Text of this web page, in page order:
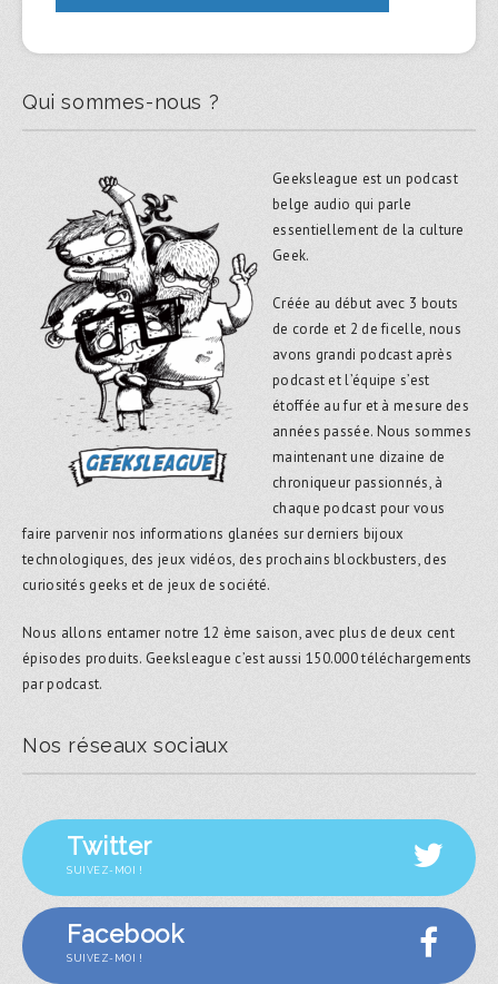
Qui sommes-nous ?
Geeksleague est un podcast
belge audio qui parle
essentiellement de la culture
Geek.
Créée au début avec 3 bouts
de corde et 2 de ficelle, nous
avons grandi podcast après
podcast et l’équipe s’est
étoffée au fur et à mesure des
années passée. Nous sommes
maintenant une dizaine de
chroniqueur passionnés, à
chaque podcast pour vous
faire parvenir nos informations glanées sur derniers bijoux
technologiques, des jeux vidéos, des prochains blockbusters, des
curiosités geeks et de jeux de société.
Nous allons entamer notre 12 ème saison, avec plus de deux cent
épisodes produits. Geeksleague c’est aussi 150.000 téléchargements
par podcast.
Nos réseaux sociaux
Twitter
SUIVEZ-MOI !
Facebook
SUIVEZ-MOI !